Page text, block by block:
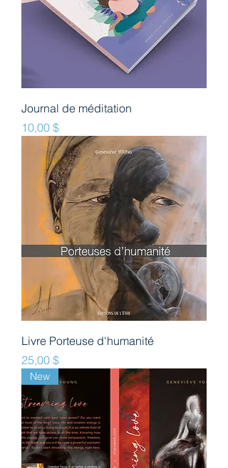
Journal de méditation
Prix
10,00 $
Livre Porteuse d'humanité
Prix
25,00 $
New